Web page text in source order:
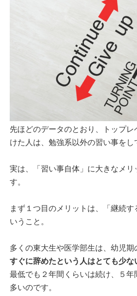
先ほどのデータのとおり、トップレ
けた人は、勉強系以外の習い事をし
実は、「習い事自体」に大きなメリ
す。
まず１つ目のメリットは、「継続す
いうこと。
多くの東大生や医学部生は、幼児期
すぐに辞めたという人はとても少な
最低でも２年間くらいは続け、５年
多いのです。